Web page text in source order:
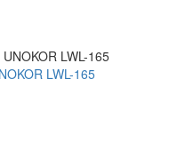
LWL-165